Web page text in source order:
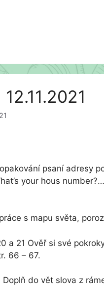
psaní adresy
your hous
s mapu světa,
a 21 Ověř si své
66 – 67.
Doplň do vět slova z